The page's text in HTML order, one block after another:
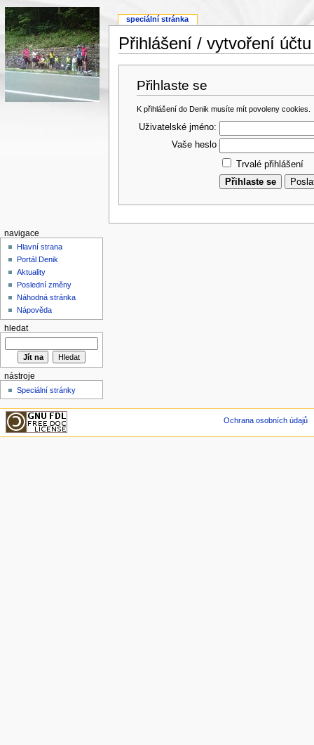
Přihlášení / vytvoření účtu
Přihlaste se
K přihlášení do Denik musíte mít povoleny cookies.
Uživatelské jméno:
Vaše heslo
Trvalé přihlášení
speciální stránka
navigace
Hlavní strana
Portál Denik
Aktuality
Poslední změny
Náhodná stránka
Nápověda
hledat
nástroje
Speciální stránky
Ochrana osobních údajů